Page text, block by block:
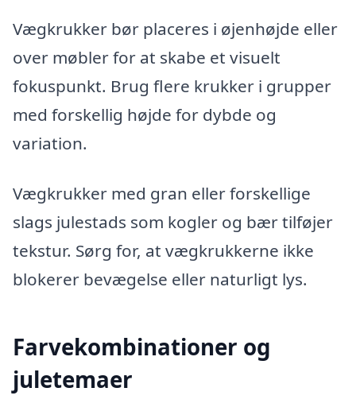
Vægkrukker bør placeres i øjenhøjde eller
over møbler for at skabe et visuelt
fokuspunkt. Brug flere krukker i grupper
med forskellig højde for dybde og
variation.
Vægkrukker med gran eller forskellige
slags julestads som kogler og bær tilføjer
tekstur. Sørg for, at vægkrukkerne ikke
blokerer bevægelse eller naturligt lys.
Farvekombinationer og
juletemaer